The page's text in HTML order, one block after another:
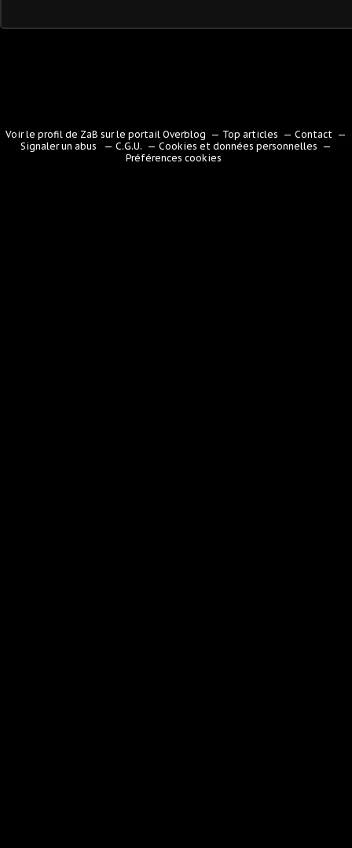
Voir le profil de ZaB sur le portail Overblog Top articles
Contact
Signaler un abus
C.G.U.
Cookies et données personnelles
Préférences cookies